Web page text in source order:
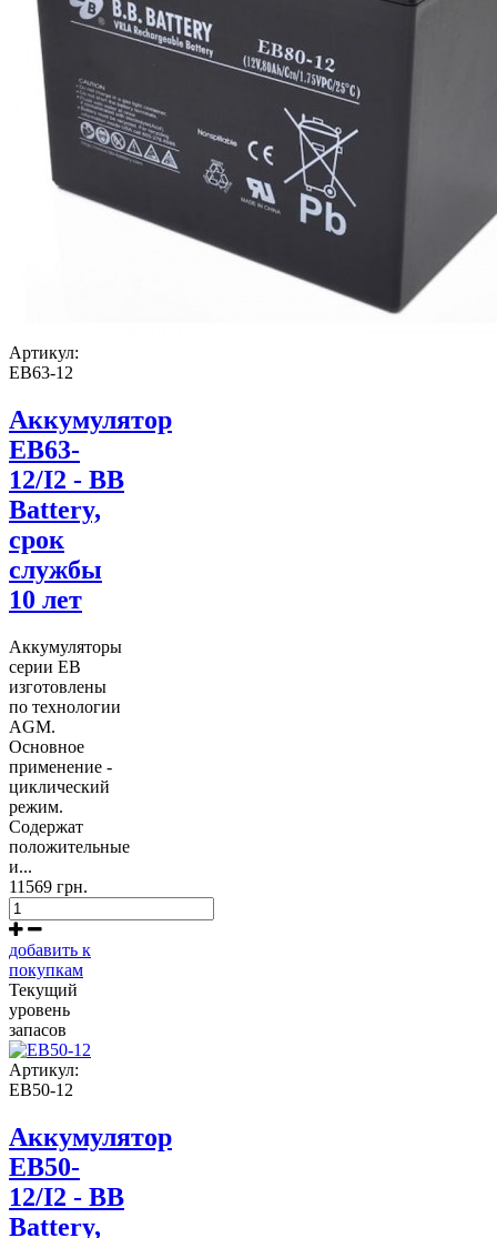
Артикул:
EB63-12
Аккумулятор
EB63-
12/I2 - BB
Battery,
срок
службы
10 лет
Аккумуляторы
серии EB
изготовлены
по технологии
AGM.
Основное
применение -
циклический
режим.
Содержат
положительные
и...
11569 грн.
добавить к
покупкам
Текущий
уровень
запасов
Артикул:
EB50-12
Аккумулятор
EB50-
12/I2 - BB
Battery,